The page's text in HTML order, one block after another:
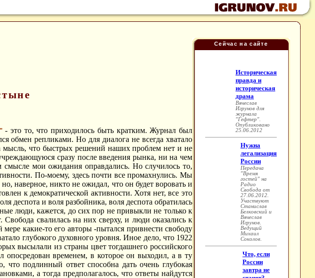
Сейчас на сайте
- это то, что приходилось быть кратким. Журнал был
обмен репликами. Но для диалога не всегда хватало
мысль, что быстрых решений наших проблем нет и не
сразу после введения рынка, ни на чем
мои ожидания оправдались. Но случилось то,
По-моему, здесь почти все промахнулись. Мы
наверное, никто не ожидал, что он будет воровать и
к демократической активности. Хотя нет, все это
деспота и воля разбойника, воля деспота обратилась
люди, кажется, до сих пор не привыкли не только к
свалилась на них сверху, и люди оказались к
какие-то его авторы -пытался привнести свободу
глубокого духовного уровня. Иное дело, что 1922
высылали из страны цвет тогдашнего российского
временем, в которое он выходил, а в ту
что подлинный ответ способна дать очень глубокая
а тогда предполагалось, что ответы найдутся